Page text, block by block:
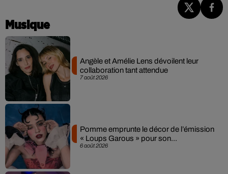
Musique
7 août 2026
Angèle et Amélie Lens dévoilent leur
collaboration tant attendue
6 août 2026
Pomme emprunte le décor de l’émission
« Loups Garous » pour son...